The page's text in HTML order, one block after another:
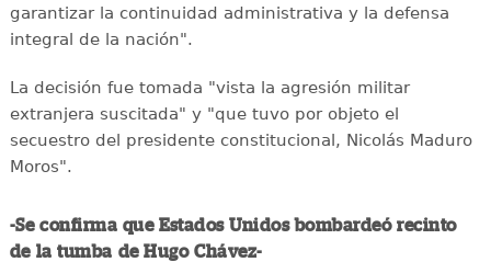
garantizar la continuidad administrativa y la defensa
integral de la nación".
La decisión fue tomada "vista la agresión militar
extranjera suscitada" y "que tuvo por objeto el
secuestro del presidente constitucional, Nicolás Maduro
Moros".
-Se confirma que Estados Unidos bombardeó recinto
de la tumba de Hugo Chávez-